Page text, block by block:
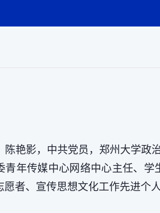
陈艳影，中共党员，郑州大学政
青年传媒中心网络中心主任、
愿者、宣传思想文化工作先进个